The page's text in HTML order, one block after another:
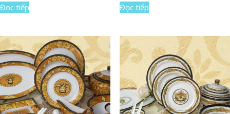
Đọc tiếp Đọc tiếp